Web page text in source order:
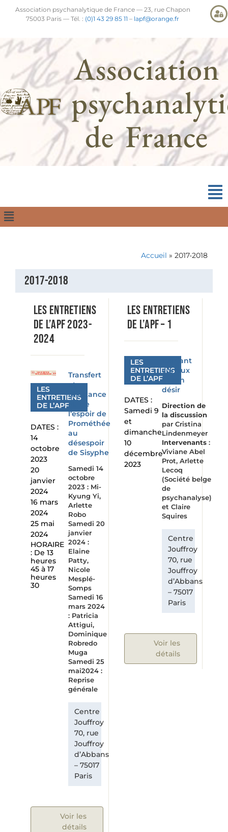
Association psychanalytique de France — 23, rue Chapon
75003 Paris — Tél. : (0)1 43 29 85 11 – lapf@orange.fr
Association
de France
Accueil » 2017-2018
2017-2018
Les Entretiens
de l’APF 2023-
2024
LES
ENTRETIENS
DE L’APF
DATES :
14
octobre
2023
20
janvier
2024
16 mars
2024
25 mai
2024
HORAIRE
: De 13
heures
45 à 17
heures
30
Transfert
et
résistance
ou de
l’espoir de
Prométhée
au
désespoir
de Sisyphe
Samedi 14
octobre
2023 : Mi-
Kyung Yi,
Arlette
Robo
Samedi 20
janvier
2024 :
Elaine
Patty,
Nicole
Mesplé-
Somps
Samedi 16
mars 2024
: Patricia
Attigui,
Dominique
Robredo
Muga
Samedi 25
mai2024 :
Reprise
générale
Centre
Jouffroy
70, rue
Jouffroy
d’Abbans
– 75017
Paris
Voir les
détails
LES ENTRETIENS
DE L’APF – 1
LES
ENTRETIENS
DE L’APF
DATES :
Samedi 9
et
dimanche
10
décembre
2023
L’enfant
curieux
et son
désir
Direction de
la discussion
par Cristina
Lindenmeyer
Intervenants :
Viviane Abel
Prot, Arlette
Lecoq
(Société belge
de
psychanalyse)
et Claire
Squires
Centre
Jouffroy
70, rue
Jouffroy
d’Abbans
– 75017
Paris
Voir les
détails